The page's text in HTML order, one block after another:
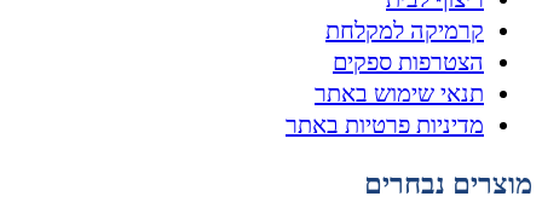
קרמיקה למקלחת
הצטרפות ספקים
תנאי שימוש באתר
מדיניות פרטיות באתר
מוצרים נבחרים